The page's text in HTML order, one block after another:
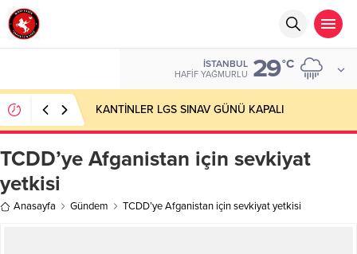
İSTANBUL
HAFIF YAĞMURLU 29°C
KANTİNLER LGS SINAV GÜNÜ KAPALI
TCDD’ye Afganistan için sevkiyat
yetkisi
Anasayfa Gündem TCDD’ye Afganistan için sevkiyat yetkisi